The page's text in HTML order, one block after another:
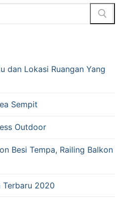
dan Lokasi Ruangan Yang
Sempit
Outdoor
Besi Tempa, Railing Balkon
Terbaru 2020